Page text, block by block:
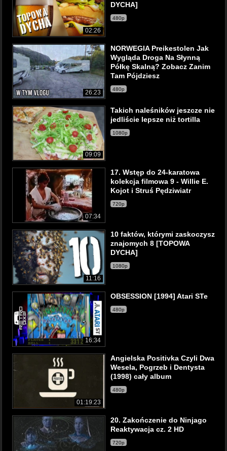
02:26
DYCHA]
480p
26:23
NORWEGIA Preikestolen Jak
Wygląda Droga Na Słynną
Półkę Skalną? Zobacz Zanim
Tam Pójdziesz
480p
09:09
Takich naleśników jeszcze nie
jedliście lepsze niż tortilla
1080p
07:34
17. Wstęp do 24-karatowa
kolekcja filmowa 9 - Willie E.
Kojot i Struś Pędziwiatr
720p
11:16
10 faktów, którymi zaskoczysz
znajomych 8 [TOPOWA
DYCHA]
1080p
16:34
OBSESSION [1994] Atari STe
480p
01:19:23
Angielska Positivka Czyli Dwa
Wesela, Pogrzeb i Dentysta
(1998) cały album
480p
20. Zakończenie do Ninjago
Reaktywacja cz. 2 HD
720p